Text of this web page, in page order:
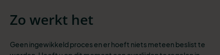
Zo werkt het
Geen ingewikkeld proces en er hoeft niets meteen beslist te